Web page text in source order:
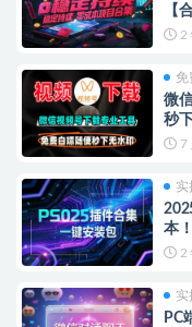
【
2
免
微
秒
7
实
本！
2
实
PC